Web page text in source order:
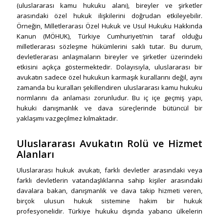
(uluslararası kamu hukuku alanı), bireyler ve şirketler
arasındaki özel hukuk ilişkilerini doğrudan etkileyebilir.
Örneğin, Milletlerarası Özel Hukuk ve Usul Hukuku Hakkında
Kanun (MÖHUK), Türkiye Cumhuriyeti’nin taraf olduğu
milletlerarası sözleşme hükümlerini saklı tutar. Bu durum,
devletlerarası anlaşmaların bireyler ve şirketler üzerindeki
etkisini açıkça göstermektedir. Dolayısıyla, uluslararası bir
avukatın sadece özel hukukun karmaşık kurallarını değil, aynı
zamanda bu kuralları şekillendiren uluslararası kamu hukuku
normlarını da anlaması zorunludur. Bu iç içe geçmiş yapı,
hukuki danışmanlık ve dava süreçlerinde bütüncül bir
yaklaşımı vazgeçilmez kılmaktadır.
Uluslararası Avukatın Rolü ve Hizmet
Alanları
Uluslararası hukuk avukatı, farklı devletler arasındaki veya
farklı devletlerin vatandaşlıklarına sahip kişiler arasındaki
davalara bakan, danışmanlık ve dava takip hizmeti veren,
birçok ulusun hukuk sistemine hakim bir hukuk
profesyonelidir. Türkiye hukuku dışında yabancı ülkelerin